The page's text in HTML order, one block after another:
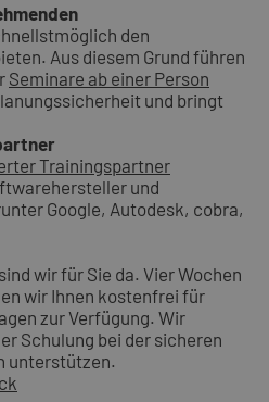
den
Aus diesem Grund führen
Seminare ab einer Person
und bringt
Trainingspartner
und
Google, Autodesk, cobra,
wir für Sie da. Vier Wochen
wir Ihnen kostenfrei für
zur Verfügung. Wir
Schulung bei der sicheren
unterstützen.